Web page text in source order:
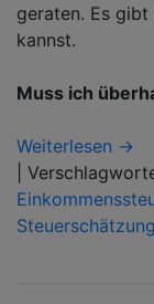
geraten. Es
kannst.
Muss ich
Weiterlesen →
Steuerschätzung